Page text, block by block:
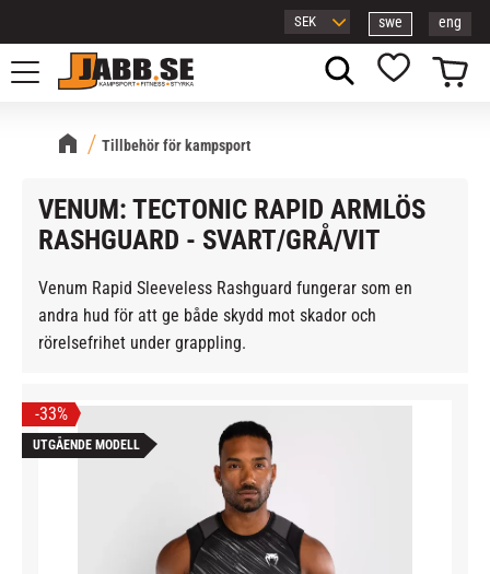
Meny
swe eng
Favoriter
Kundvagn
Tillbehör för kampsport
VENUM: TECTONIC RAPID ARMLÖS
RASHGUARD - SVART/GRÅ/VIT
Venum Rapid Sleeveless Rashguard fungerar som en
andra hud för att ge både skydd mot skador och
rörelsefrihet under grappling.
33%
UTGÅENDE MODELL